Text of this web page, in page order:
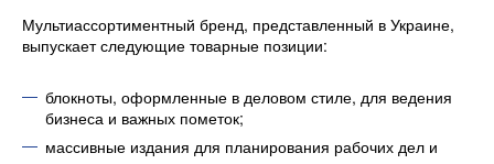
Мультиассортиментный бренд, представленный в Украине,
выпускает следующие товарные позиции:
блокноты, оформленные в деловом стиле, для ведения
бизнеса и важных пометок;
массивные издания для планирования рабочих дел и